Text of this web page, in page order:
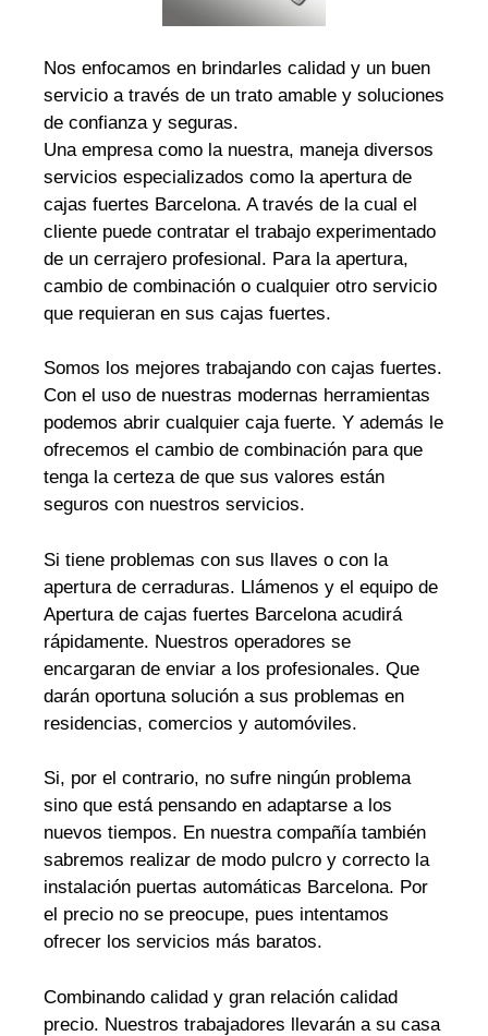
Nos enfocamos en brindarles calidad y un buen
servicio a través de un trato amable y soluciones
de confianza y seguras.
Una empresa como la nuestra, maneja diversos
servicios especializados como la apertura de
cajas fuertes Barcelona. A través de la cual el
cliente puede contratar el trabajo experimentado
de un cerrajero profesional. Para la apertura,
cambio de combinación o cualquier otro servicio
que requieran en sus cajas fuertes.
Somos los mejores trabajando con cajas fuertes.
Con el uso de nuestras modernas herramientas
podemos abrir cualquier caja fuerte. Y además le
ofrecemos el cambio de combinación para que
tenga la certeza de que sus valores están
seguros con nuestros servicios.
Si tiene problemas con sus llaves o con la
apertura de cerraduras. Llámenos y el equipo de
Apertura de cajas fuertes Barcelona acudirá
rápidamente. Nuestros operadores se
encargaran de enviar a los profesionales. Que
darán oportuna solución a sus problemas en
residencias, comercios y automóviles.
Si, por el contrario, no sufre ningún problema
sino que está pensando en adaptarse a los
nuevos tiempos. En nuestra compañía también
sabremos realizar de modo pulcro y correcto la
instalación puertas automáticas Barcelona. Por
el precio no se preocupe, pues intentamos
ofrecer los servicios más baratos.
Combinando calidad y gran relación calidad
precio. Nuestros trabajadores llevarán a su casa